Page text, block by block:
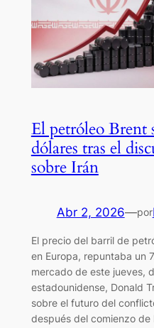
El petróleo Brent
dólares tras el
sobre Irán
Abr 2, 2026—por
El precio del barril de
en Europa, repuntaba un
mercado de este jueves,
estadounidense, Donald
sobre el futuro del
después del comienzo